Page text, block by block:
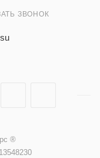
ЗВОНОК
®️️